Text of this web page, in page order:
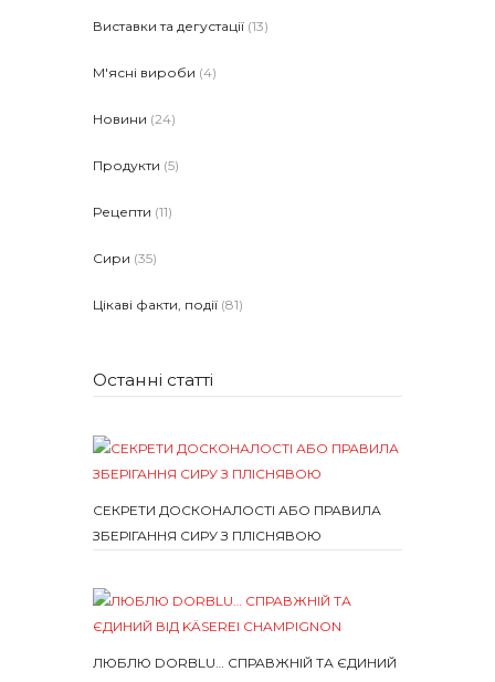
Виставки та дегустації (13)
М'ясні вироби (4)
Новини (24)
Продукти (5)
Рецепти (11)
Сири (35)
Цікаві факти, події (81)
Останні статті
СЕКРЕТИ ДОСКОНАЛОСТІ АБО ПРАВИЛА
ЗБЕРІГАННЯ СИРУ З ПЛІСНЯВОЮ
ЛЮБЛЮ DORBLU… СПРАВЖНІЙ ТА ЄДИНИЙ